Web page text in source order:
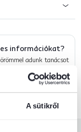
A sütikről
információkat?
adunk tanácsot
indítása